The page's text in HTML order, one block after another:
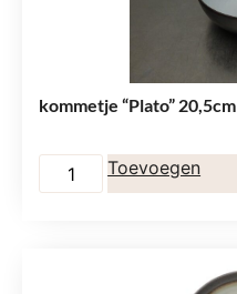
kommetje “Plato” 20,5cm
Toevoegen